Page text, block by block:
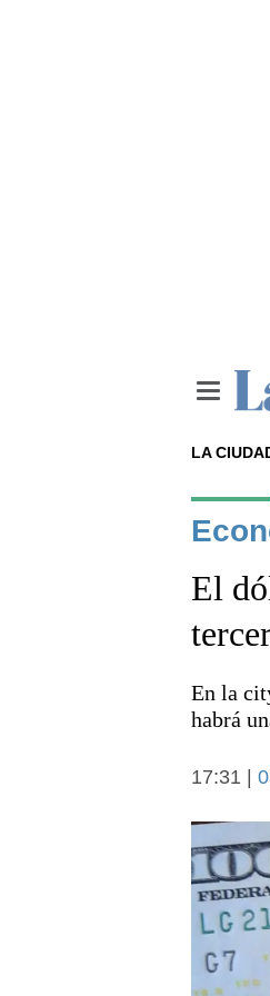
LA
Arte
El
En la
habrá
17:31 |